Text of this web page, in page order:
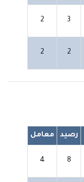
3
2
2
2
رصيد معامل
8
4